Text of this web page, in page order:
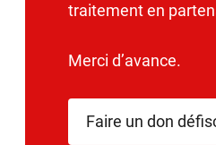
traitement en
Merci d’avance.
Faire un don